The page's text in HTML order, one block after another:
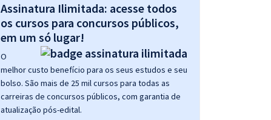
Assinatura Ilimitada: acesse todos
os cursos para concursos públicos,
em um só lugar!
O
melhor custo benefício para os seus estudos e seu
bolso. São mais de 25 mil cursos para todas as
carreiras de concursos públicos, com garantia de
atualização pós-edital.